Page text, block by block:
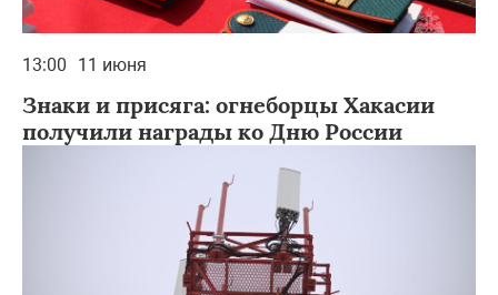
13:00 11 июня
Знаки и присяга: огнеборцы Хакасии
получили награды ко Дню России